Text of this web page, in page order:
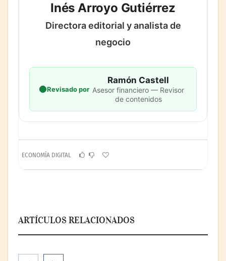
Inés Arroyo Gutiérrez
Directora editorial y analista de
negocio
Revisado por
Ramón Castell
Asesor financiero — Revisor
de contenidos
ECONOMÍA DIGITAL
ARTÍCULOS RELACIONADOS